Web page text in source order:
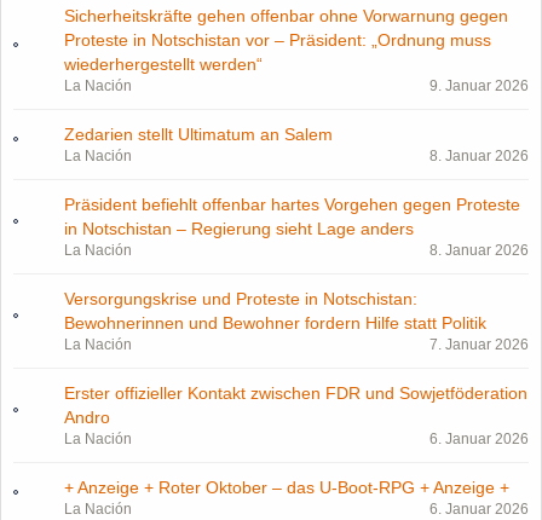
Sicherheitskräfte gehen offenbar ohne Vorwarnung gegen
Proteste in Notschistan vor – Präsident: „Ordnung muss
wiederhergestellt werden“
La Nación 9. Januar 2026
Zedarien stellt Ultimatum an Salem
La Nación 8. Januar 2026
Präsident befiehlt offenbar hartes Vorgehen gegen Proteste
in Notschistan – Regierung sieht Lage anders
La Nación 8. Januar 2026
Versorgungskrise und Proteste in Notschistan:
Bewohnerinnen und Bewohner fordern Hilfe statt Politik
La Nación 7. Januar 2026
Erster offizieller Kontakt zwischen FDR und Sowjetföderation
Andro
La Nación 6. Januar 2026
+ Anzeige + Roter Oktober – das U-Boot-RPG + Anzeige +
La Nación 6. Januar 2026